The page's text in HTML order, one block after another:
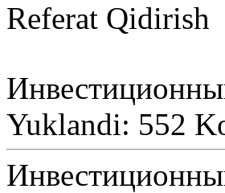
Referat Qidirish
Yuklandi: 552